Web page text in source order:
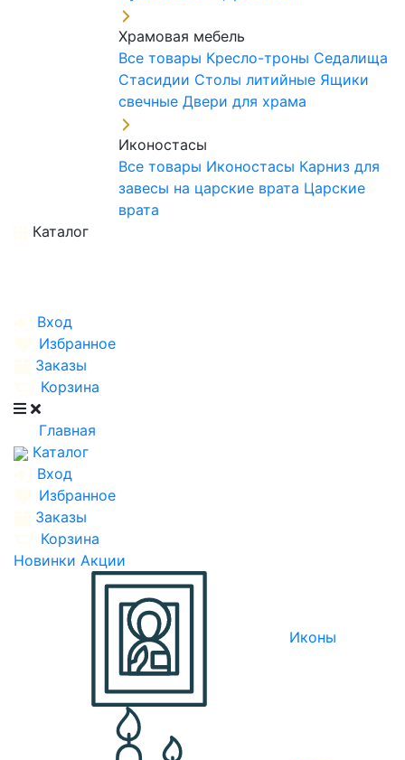
Храмовая мебель
Все товары Кресло-троны Седалища
Стасидии Столы литийные Ящики
свечные Двери для храма
Иконостасы
Все товары Иконостасы Карниз для
завесы на царские врата Царские
врата
Каталог
Вход
Избранное
Заказы
Корзина
Главная
Каталог
Вход
Избранное
Заказы
Корзина
Новинки Акции
Иконы